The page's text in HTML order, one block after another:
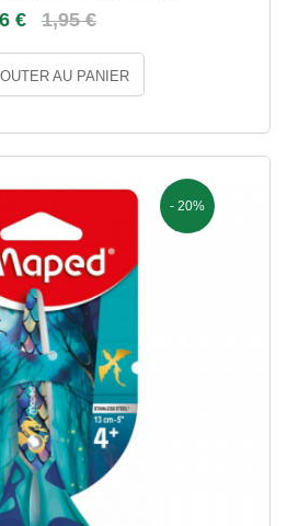
€ 1,95 €
AU PANIER
- 20%